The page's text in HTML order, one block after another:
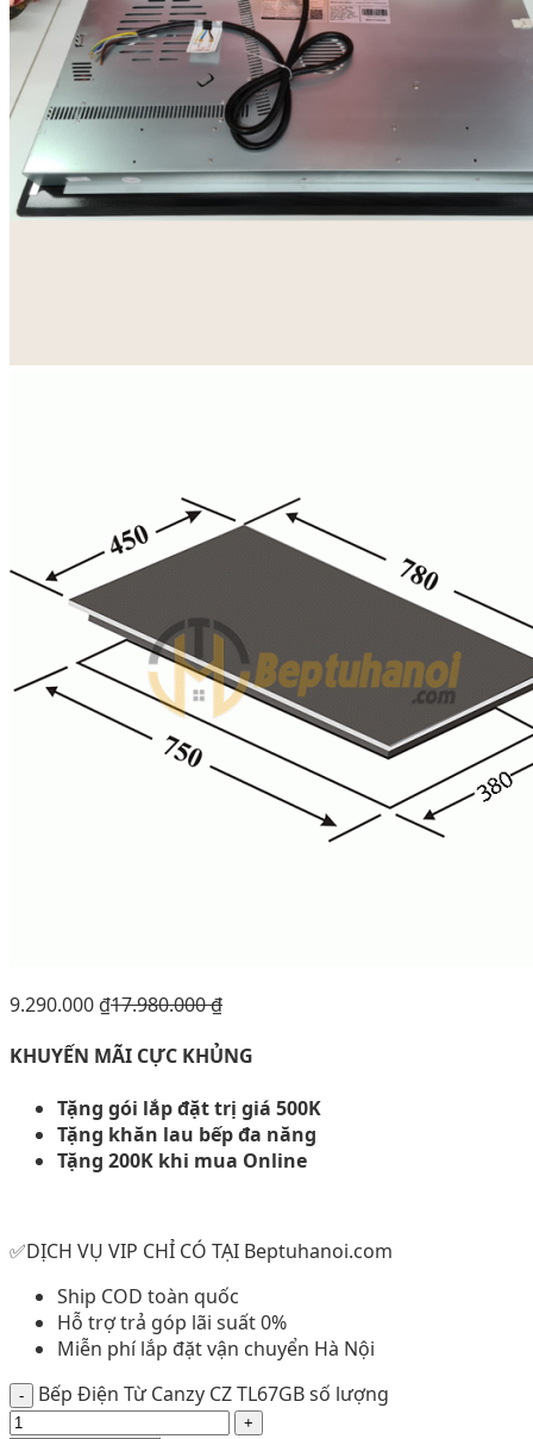
9.290.000 ₫17.980.000₫
KHUYẾN MÃI CỰC KHỦNG
Tặng gói lắp đặt trị giá 500K
Tặng khăn lau bếp đa năng
Tặng 200K khi mua Online
✅DỊCH VỤ VIP CHỈ CÓ TẠI Beptuhanoi.com
Ship COD toàn quốc
Hỗ trợ trả góp lãi suất 0%
Miễn phí lắp đặt vận chuyển Hà Nội
Bếp Điện Từ Canzy CZ TL67GB số lượng